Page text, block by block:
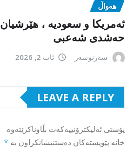
هەواڵ
ئەمریکا و سعودیە ،
حەشدی شەعبی
سەرنوسەر ئاب 2, 2026
LEAVE A REPLY
پۆستی ئەلیکترۆنییەکەت بڵاوناکرێتەوە.
خانە پێویستەکان دەستنیشانکراون بە *